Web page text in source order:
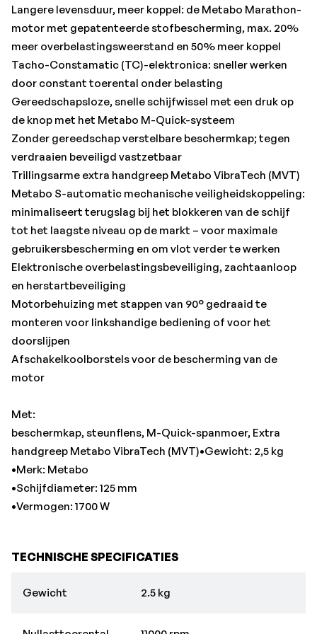
en herstartbeveiliging
Motorbehuizing met stappen van 90° gedraaid te
monteren voor linkshandige bediening of voor het
doorslijpen
Afschakelkoolborstels voor de bescherming van de
motor
Met:
beschermkap, steunflens, M-Quick-spanmoer, Extra
handgreep Metabo VibraTech (MVT)•Gewicht: 2,5 kg
•Merk: Metabo
•Schijfdiameter: 125 mm
•Vermogen: 1700 W
Langere levensduur, meer koppel: de Metabo Marathon-
motor met gepatenteerde stofbescherming, max. 20%
meer overbelastingsweerstand en 50% meer koppel
Tacho-Constamatic (TC)-elektronica: sneller werken
door constant toerental onder belasting
Gereedschapsloze, snelle schijfwissel met een druk op
de knop met het Metabo M-Quick-systeem
Zonder gereedschap verstelbare beschermkap; tegen
verdraaien beveiligd vastzetbaar
Trillingsarme extra handgreep Metabo VibraTech (MVT)
Metabo S-automatic mechanische veiligheidskoppeling:
minimaliseert terugslag bij het blokkeren van de schijf
tot het laagste niveau op de markt – voor maximale
gebruikersbescherming en om vlot verder te werken
Elektronische overbelastingsbeveiliging, zachtaanloop
en herstartbeveiliging
Motorbehuizing met stappen van 90° gedraaid te
monteren voor linkshandige bediening of voor het
doorslijpen
Afschakelkoolborstels voor de bescherming van de
motor
Met:
beschermkap, steunflens, M-Quick-spanmoer, Extra
handgreep Metabo VibraTech (MVT)•Gewicht: 2,5 kg
•Merk: Metabo
•Schijfdiameter: 125 mm
•Vermogen: 1700 W
TECHNISCHE SPECIFICATIES
Gewicht 2.5 kg